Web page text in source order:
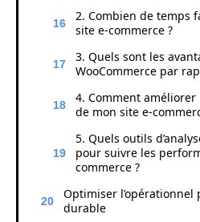
2. Combien de temps
site e-commerce ?
3. Quels sont les
WooCommerce par
4. Comment
de mon site e-
5. Quels outils
pour suivre les
commerce ?
Optimiser l’opérationnel
durable